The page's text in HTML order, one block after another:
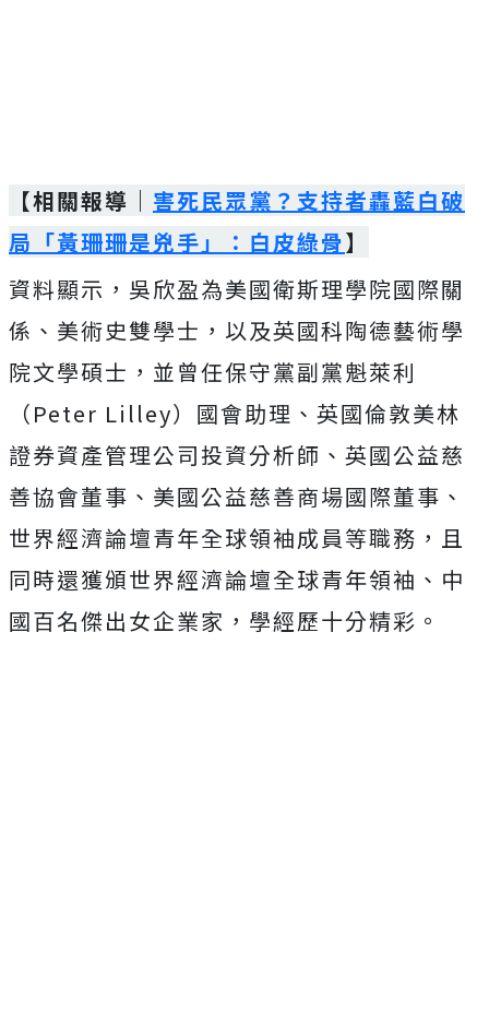
【相關報導｜ 害死民眾黨？支持者轟藍白破
局「黃珊珊是兇手」：白皮綠骨】
資料顯示，吳欣盈為美國衛斯理學院國際關
係、美術史雙學士，以及英國科陶德藝術學
院文學碩士，並曾任保守黨副黨魁萊利
（Peter Lilley）國會助理、英國倫敦美林
證券資產管理公司投資分析師、英國公益慈
善協會董事、美國公益慈善商場國際董事、
世界經濟論壇青年全球領袖成員等職務，且
同時還獲頒世界經濟論壇全球青年領袖、中
國百名傑出女企業家，學經歷十分精彩。